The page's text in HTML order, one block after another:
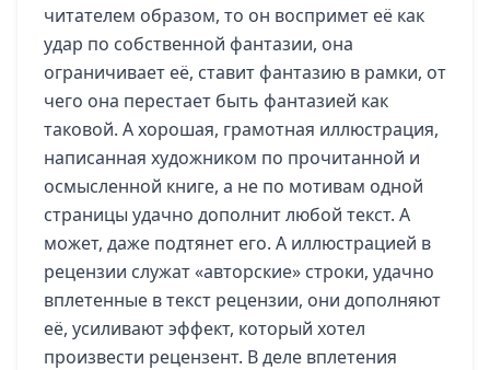
читателем образом, то он воспримет её как
удар по собственной фантазии, она
ограничивает её, ставит фантазию в рамки, от
чего она перестает быть фантазией как
таковой. А хорошая, грамотная иллюстрация,
написанная художником по прочитанной и
осмысленной книге, а не по мотивам одной
страницы удачно дополнит любой текст. А
может, даже подтянет его. А иллюстрацией в
рецензии служат «авторские» строки, удачно
вплетенные в текст рецензии, они дополняют
её, усиливают эффект, который хотел
произвести рецензент. В деле вплетения